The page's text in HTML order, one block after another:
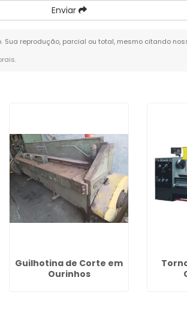
Enviar
Sua reprodução, parcial ou total, mesmo citando
.
Guilhotina de Corte em
Ourinhos